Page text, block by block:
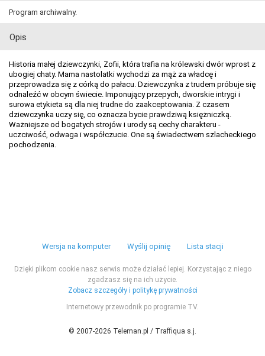
Program archiwalny.
Opis
Historia małej dziewczynki, Zofii, która trafia na królewski dwór wprost z
ubogiej chaty. Mama nastolatki wychodzi za mąż za władcę i
przeprowadza się z córką do pałacu. Dziewczynka z trudem próbuje się
odnaleźć w obcym świecie. Imponujący przepych, dworskie intrygi i
surowa etykieta są dla niej trudne do zaakceptowania. Z czasem
dziewczynka uczy się, co oznacza bycie prawdziwą księżniczką.
Ważniejsze od bogatych strojów i urody są cechy charakteru -
uczciwość, odwaga i współczucie. One są świadectwem szlacheckiego
pochodzenia.
Wersja na komputer Wyślij opinię Lista stacji
Dzięki plikom cookie nasz serwis może działać lepiej. Korzystając z niego
zgadzasz się na ich użycie.
Zobacz szczegóły i politykę prywatności
Internetowy przewodnik po programie TV.
© 2007-2026 Teleman.pl / Traffiqua s.j.